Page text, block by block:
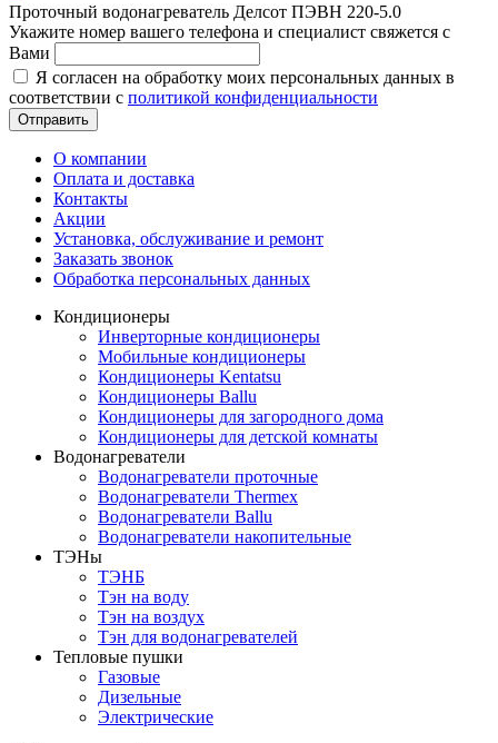
Проточный водонагреватель Делсот ПЭВН 220-5.0
Укажите номер вашего телефона и специалист свяжется с
Вами
Я согласен на обработку моих персональных данных в
соответствии с политикой конфиденциальности
Отправить
О компании
Оплата и доставка
Контакты
Акции
Установка, обслуживание и ремонт
Заказать звонок
Обработка персональных данных
Кондиционеры
Инверторные кондиционеры
Мобильные кондиционеры
Кондиционеры Kentatsu
Кондиционеры Ballu
Кондиционеры для загородного дома
Кондиционеры для детской комнаты
Водонагреватели
Водонагреватели проточные
Водонагреватели Thermex
Водонагреватели Ballu
Водонагреватели накопительные
ТЭНы
ТЭНБ
Тэн на воду
Тэн на воздух
Тэн для водонагревателей
Тепловые пушки
Газовые
Дизельные
Электрические